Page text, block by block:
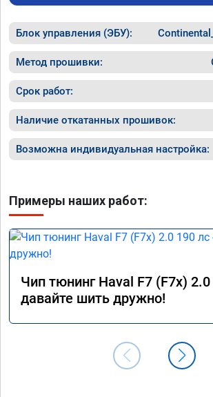
Блок управления (ЭБУ):
Метод прошивки:
Срок работ:
Наличие откатанных прошивок:
Возможна индивидуальная настройка:
Примеры наших работ:
Чип тюнинг Haval F7 (F7x)
давайте шить дружно!